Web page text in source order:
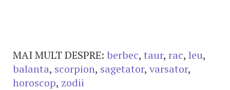
MAI MULT DESPRE: berbec, taur, rac, leu,
balanta, scorpion, sagetator, varsator,
horoscop, zodii